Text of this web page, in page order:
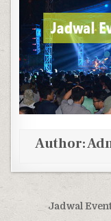
Author:
PostJadwal